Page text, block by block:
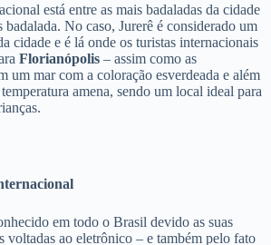
está entre as mais badaladas da cidade
badalada. No caso, Jurerê é considerado um
cidade e é lá onde os turistas internacionais
Florianópolis – assim como as
um mar com a coloração esverdeada e além
amena, sendo um local ideal para
em todo o Brasil devido as suas
voltadas ao eletrônico – e também pelo fato